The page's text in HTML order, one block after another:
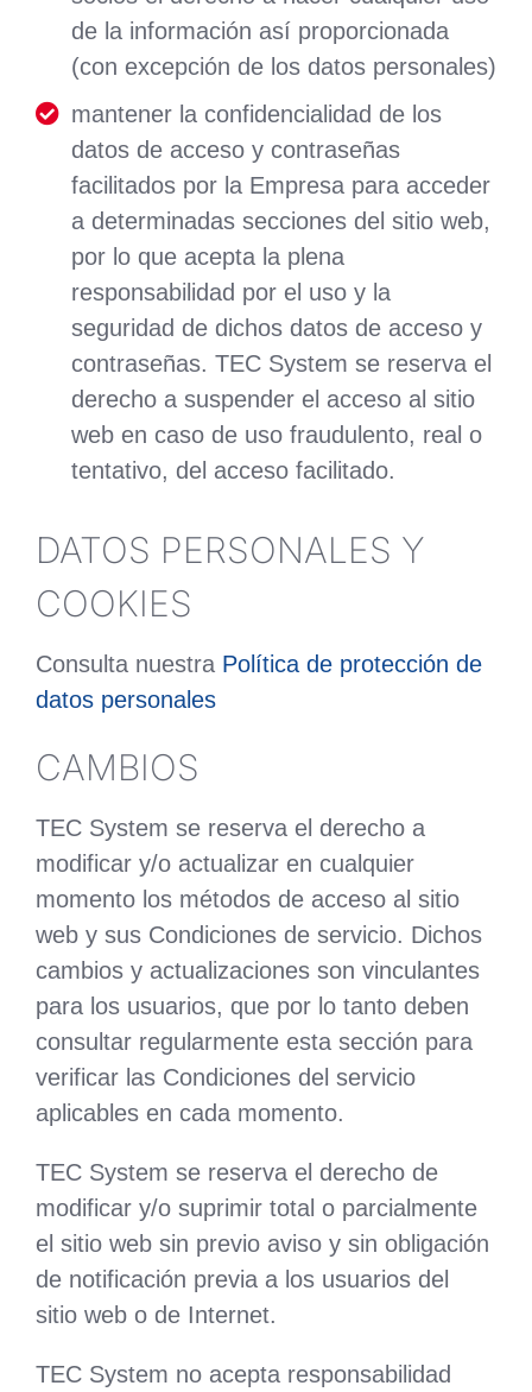
de la información así proporcionada
(con excepción de los datos personales)
mantener la confidencialidad de los
datos de acceso y contraseñas
facilitados por la Empresa para acceder
a determinadas secciones del sitio web,
por lo que acepta la plena
responsabilidad por el uso y la
seguridad de dichos datos de acceso y
contraseñas. TEC System se reserva el
derecho a suspender el acceso al sitio
web en caso de uso fraudulento, real o
tentativo, del acceso facilitado.
DATOS PERSONALES Y
COOKIES
Consulta nuestra Política de protección de
datos personales
CAMBIOS
TEC System se reserva el derecho a
modificar y/o actualizar en cualquier
momento los métodos de acceso al sitio
web y sus Condiciones de servicio. Dichos
cambios y actualizaciones son vinculantes
para los usuarios, que por lo tanto deben
consultar regularmente esta sección para
verificar las Condiciones del servicio
aplicables en cada momento.
TEC System se reserva el derecho de
modificar y/o suprimir total o parcialmente
el sitio web sin previo aviso y sin obligación
de notificación previa a los usuarios del
sitio web o de Internet.
TEC System no acepta responsabilidad